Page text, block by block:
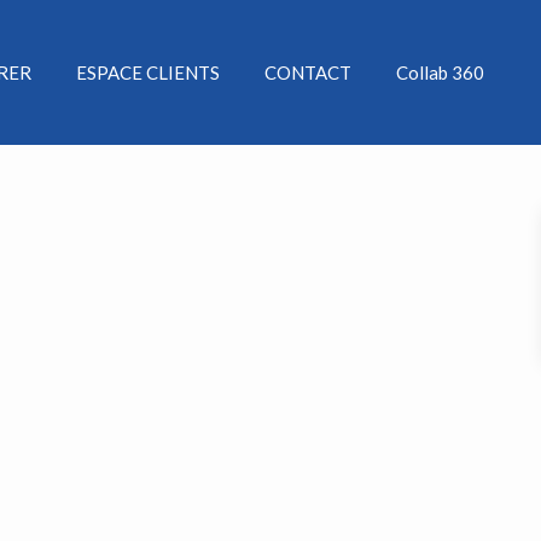
ESPACE CLIENTS CONTACT Collab 360